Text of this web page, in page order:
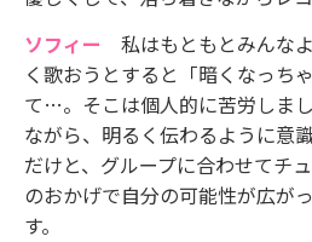
ソフィー 私はもともとみんな
く歌おうとすると「暗くなっち
て…。そこは個人的に苦労しま
ながら、明るく伝わるように意
だけと、グループに合わせてチ
のおかげで自分の可能性が広が
す。